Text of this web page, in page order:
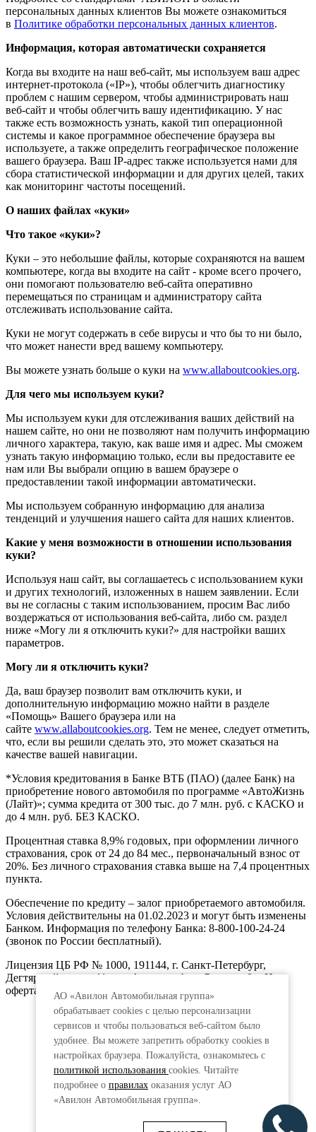
АО «Авилон Автомобильная группа»
обрабатывает cookies с целью персонализации
сервисов и чтобы пользоваться веб-сайтом было
удобнее. Вы можете запретить обработку сookies в
настройках браузера. Пожалуйста, ознакомьтесь с
политикой использования cookies. Читайте
подробнее о правилахоказания услуг АО
«Авилон Автомобильная группа».
персональных данных клиентов Вы можете ознакомиться
в Политике обработки персональных данных клиентов.
Информация, которая автоматически сохраняется
Когда вы входите на наш веб-сайт, мы используем ваш адрес
интернет-протокола («IP»), чтобы облегчить диагностику
проблем с нашим сервером, чтобы администрировать наш
веб-сайт и чтобы облегчить вашу идентификацию. У нас
также есть возможность узнать, какой тип операционной
системы и какое программное обеспечение браузера вы
используете, а также определить географическое положение
вашего браузера. Ваш IP-адрес также используется нами для
сбора статистической информации и для других целей, таких
как мониторинг частоты посещений.
О наших файлах «куки»
Что такое «куки»?
Куки – это небольшие файлы, которые сохраняются на вашем
компьютере, когда вы входите на сайт - кроме всего прочего,
они помогают пользователю веб-сайта оперативно
перемещаться по страницам и администратору сайта
отслеживать использование сайта.
Куки не могут содержать в себе вирусы и что бы то ни было,
что может нанести вред вашему компьютеру.
Вы можете узнать больше о куки на www.allaboutcookies.org.
Для чего мы используем куки?
Мы используем куки для отслеживания ваших действий на
нашем сайте, но они не позволяют нам получить информацию
личного характера, такую, как ваше имя и адрес. Мы сможем
узнать такую информацию только, если вы предоставите ее
нам или Вы выбрали опцию в вашем браузере о
предоставлении такой информации автоматически.
Мы используем собранную информацию для анализа
тенденций и улучшения нашего сайта для наших клиентов.
Какие у меня возможности в отношении использования
куки?
Используя наш сайт, вы соглашаетесь с использованием куки
и других технологий, изложенных в нашем заявлении. Если
вы не согласны с таким использованием, просим Вас либо
воздержаться от использования веб-сайта, либо см. раздел
ниже «Могу ли я отключить куки?» для настройки ваших
параметров.
Могу ли я отключить куки?
Да, ваш браузер позволит вам отключить куки, и
дополнительную информацию можно найти в разделе
«Помощь» Вашего браузера или на
сайте www.allaboutcookies.org. Тем не менее, следует отметить,
что, если вы решили сделать это, это может сказаться на
качестве вашей навигации.
*Условия кредитования в Банке ВТБ (ПАО) (далее Банк) на
приобретение нового автомобиля по программе «АвтоЖизнь
(Лайт)»; сумма кредита от 300 тыс. до 7 млн. руб. с КАСКО и
до 4 млн. руб. БЕЗ КАСКО.
Процентная ставка 8,9% годовых, при оформлении личного
страхования, срок от 24 до 84 мес., первоначальный взнос от
20%. Без личного страхования ставка выше на 7,4 процентных
пункта.
Обеспечение по кредиту – залог приобретаемого автомобиля.
Условия действительны на 01.02.2023 и могут быть изменены
Банком. Информация по телефону Банка: 8-800-100-24-24
(звонок по России бесплатный).
Лицензия ЦБ РФ № 1000, 191144, г. Санкт-Петербург,
Дегтярный пер., д.11, лит.А. www.vtb.ru. Реклама 0+. Не
оферта.